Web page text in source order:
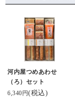
河内屋つめあわせ
（ろ）セット
6,340円(税込)